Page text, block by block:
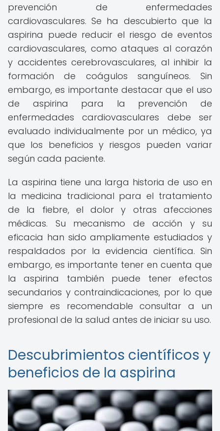
prevención de enfermedades
cardiovasculares. Se ha descubierto que la
aspirina puede reducir el riesgo de eventos
cardiovasculares, como ataques al corazón
y accidentes cerebrovasculares, al inhibir la
formación de coágulos sanguíneos. Sin
embargo, es importante destacar que el uso
de aspirina para la prevención de
enfermedades cardiovasculares debe ser
evaluado individualmente por un médico, ya
que los beneficios y riesgos pueden variar
según cada paciente.
La aspirina tiene una larga historia de uso en
la medicina tradicional para el tratamiento
de la fiebre, el dolor y otras afecciones
médicas. Su mecanismo de acción y su
eficacia han sido ampliamente estudiados y
respaldados por la evidencia científica. Sin
embargo, es importante tener en cuenta que
la aspirina también puede tener efectos
secundarios y contraindicaciones, por lo que
siempre es recomendable consultar a un
profesional de la salud antes de iniciar su uso.
Descubrimientos científicos y
beneficios de la aspirina